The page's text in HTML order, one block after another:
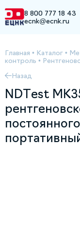
8 800 777 18 43
ecnk@ecnk.ru
Главная • Каталог •
контроль •
Назад
NDTest